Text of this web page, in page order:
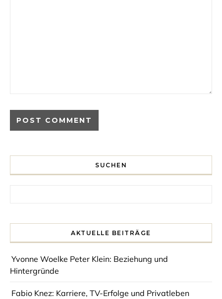
SUCHEN
AKTUELLE BEITRÄGE
Yvonne Woelke Peter Klein: Beziehung und
Hintergründe
Fabio Knez: Karriere, TV-Erfolge und Privatleben